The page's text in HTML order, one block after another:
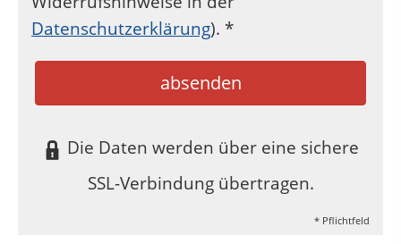
Datenschutzerklärung). *
absenden
Die Daten werden über eine sichere
SSL-Verbindung übertragen.
* Pflichtfeld